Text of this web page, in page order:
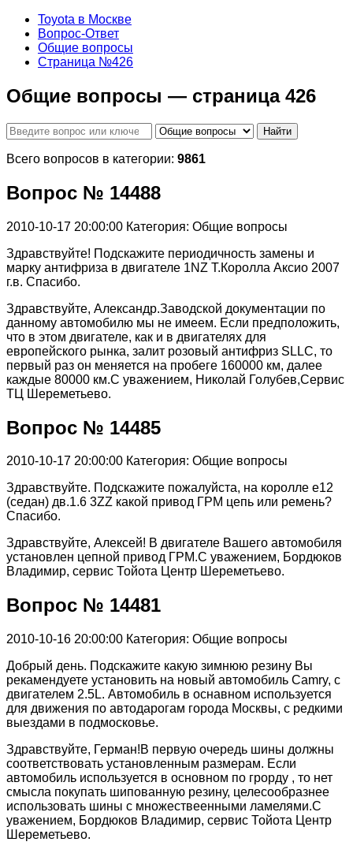
Toyota в Москве
Вопрос-Ответ
Общие вопросы
Страница №426
Общие вопросы — страница 426
Найти
Всего вопросов в категории: 9861
Вопрос № 14488
2010-10-17 20:00:00 Категория: Общие вопросы
Здравствуйте! Подскажите периодичность замены и
марку антифриза в двигателе 1NZ Т.Королла Аксио 2007
г.в. Спасибо.
Здравствуйте, Александр.Заводской документации по
данному автомобилю мы не имеем. Если предположить,
что в этом двигателе, как и в двигателях для
европейского рынка, залит розовый антифриз SLLC, то
первый раз он меняется на пробеге 160000 км, далее
каждые 80000 км.С уважением, Николай Голубев,Сервис
ТЦ Шереметьево.
Вопрос № 14485
2010-10-17 20:00:00 Категория: Общие вопросы
Здравствуйте. Подскажите пожалуйста, на королле е12
(седан) дв.1.6 3ZZ какой привод ГРМ цепь или ремень?
Спасибо.
Здравствуйте, Алексей! В двигателе Вашего автомобиля
установлен цепной привод ГРМ.С уважением, Бордюков
Владимир, сервис Тойота Центр Шереметьево.
Вопрос № 14481
2010-10-16 20:00:00 Категория: Общие вопросы
Добрый день. Подскажите какую зимнюю резину Вы
рекамендуете установить на новый автомобиль Camry, с
двигателем 2.5L. Автомобиль в оснавном используется
для движения по автодарогам города Москвы, с редкими
выездами в подмосковье.
Здравствуйте, Герман!В первую очередь шины должны
соответствовать установленным размерам. Если
автомобиль используется в основном по грорду , то нет
смысла покупать шипованную резину, целесообразнее
использовать шины с множествеенными ламелями.С
уважением, Бордюков Владимир, сервис Тойота Центр
Шереметьево.